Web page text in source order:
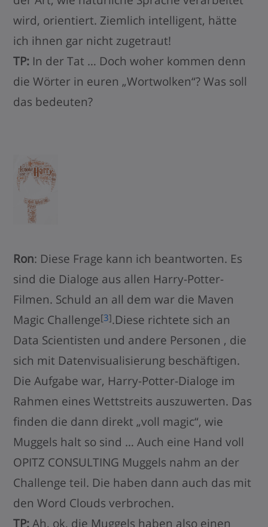
wird, orientiert. Ziemlich intelligent, hätte
ich ihnen gar nicht zugetraut!
TP: In der Tat … Doch woher kommen denn
die Wörter in euren „Wortwolken“? Was soll
das bedeuten?
Ron: Diese Frage kann ich beantworten. Es
sind die Dialoge aus allen Harry-Potter-
Filmen. Schuld an all dem war die Maven
Magic Challenge[3].Diese richtete sich an
Data Scientisten und andere Personen , die
sich mit Datenvisualisierung beschäftigen.
Die Aufgabe war, Harry-Potter-Dialoge im
Rahmen eines Wettstreits auszuwerten. Das
finden die dann direkt „voll magic“, wie
Muggels halt so sind … Auch eine Hand voll
OPITZ CONSULTING Muggels nahm an der
Challenge teil. Die haben dann auch das mit
den Word Clouds verbrochen.
TP:Ah, ok, die Muggels haben also einen